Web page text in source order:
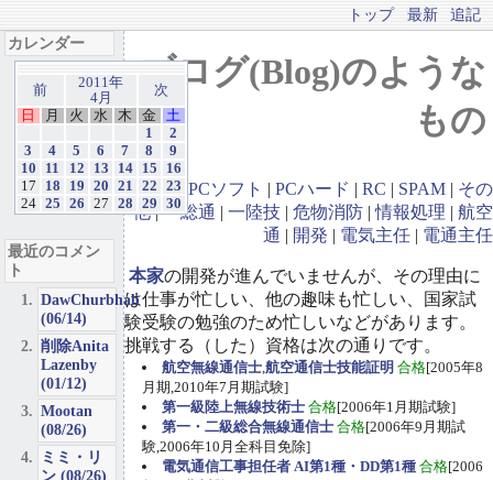
トップ 最新 追記
ブログ(Blog)のような
もの
GBA| PCソフト | PCハード | RC | SPAM | その
他|一総通 | 一陸技 | 危物消防 |情報処理 | 航空
通 | 開発 | 電気主任 | 電通主任
本家の開発が進んでいませんが、その理由に
は仕事が忙しい、他の趣味も忙しい、国家試
験受験の勉強のため忙しいなどがあります。
挑戦する（した）資格は次の通りです。
航空無線通信士,航空通信士技能証明 合格[2005年8
月期,2010年7月期試験]
第一級陸上無線技術士 合格[2006年1月期試験]
第一・二級総合無線通信士 合格[2006年9月期試
験,2006年10月全科目免除]
電気通信工事担任者 AI第1種・DD第1種 合格[2006
カレンダー
前
2011年
4月
次
日
月 火 水 木 金
土
1
2
3
4 5 6 7 8
9
10
11 12 13 14 15
16
17
18 19 20 21 22
23
24 25 26 27 28 29 30
最近のコメン
ト
DawChurbhab
(06/14)
削除Anita
Lazenby
(01/12)
Mootan
(08/26)
ミミ・リ
ン (08/26)